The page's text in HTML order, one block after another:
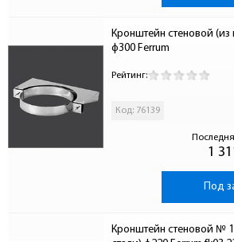
Кронштейн стеновой
ф300 Ferrum
Рейтинг:
Код: 76139
1
Под
Кронштейн стеновой №